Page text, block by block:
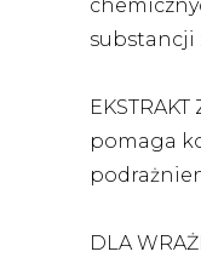
substancji
pomaga
DLA